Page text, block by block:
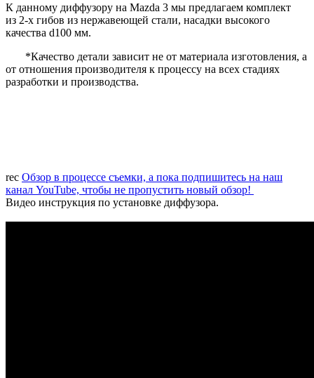
К данному диффузору на Mazda 3 мы предлагаем комплект
из 2-х гибов из нержавеющей стали, насадки высокого
качества d100 мм.
*Качество детали зависит не от материала изготовления, а
от отношения производителя к процессу на всех стадиях
разработки и производства.
rec Обзор в процессе съемки, а пока подпишитесь на наш
канал YouTube, чтобы не пропустить новый обзор!
Видео инструкция по установке диффузора.